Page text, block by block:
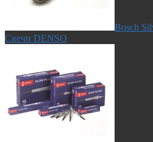
Bosch
Свечи DENSO